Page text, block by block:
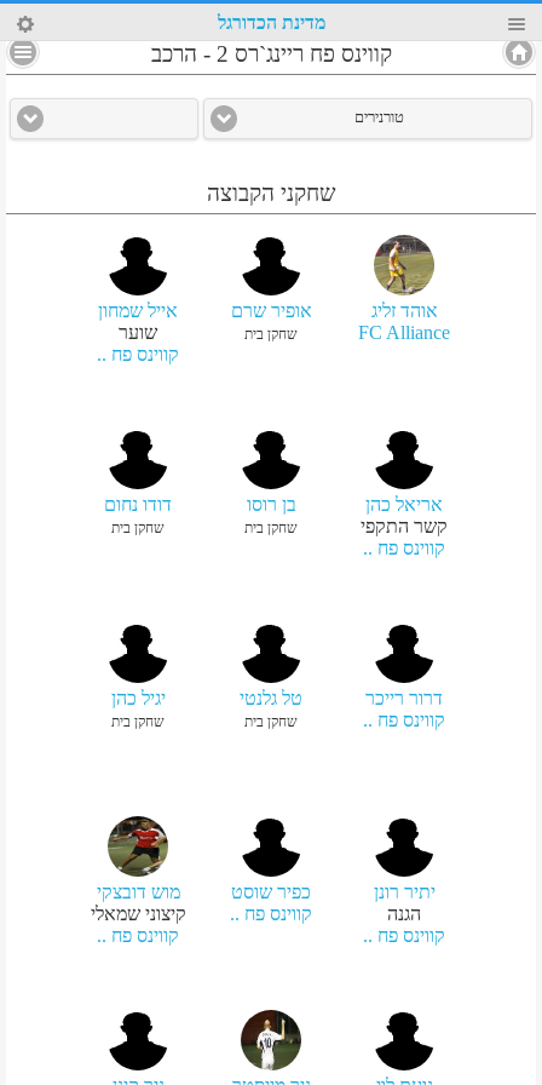
42 מדינת הכדורגל
קווינס פח ריינג`רס 2 - הרכב
טורנירים
שחקני הקבוצה
אוהד זליג
FC Alliance
אופיר שרם
שחקן בית
אייל שמחון
שוער
קווינס פח ..
אריאל כהן
קשר התקפי
קווינס פח ..
בן רוסו
שחקן בית
דודו נחום
שחקן בית
דרור רייכר
קווינס פח ..
טל גלנטי
שחקן בית
יגיל כהן
שחקן בית
יתיר רונן
הגנה
קווינס פח ..
כפיר שוסט
קווינס פח ..
מוש דובצקי
קיצוני שמאלי
קווינס פח ..
4